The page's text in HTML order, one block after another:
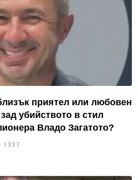
приятел или любовен
убийството в стил
Владо Загатото?
1337